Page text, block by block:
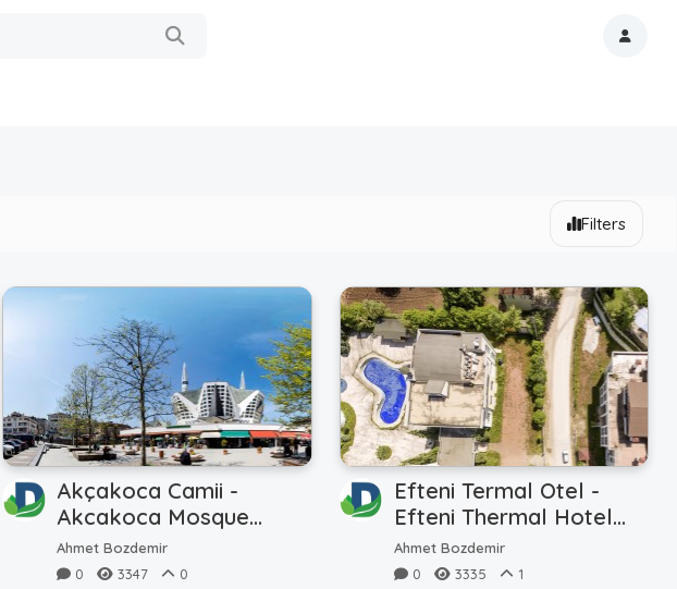
Filters
Akçakoca Camii -
Akcakoca Mosque
(360TR)
Ahmet Bozdemir
0
3347 0
Efteni Termal Otel -
Efteni Thermal Hotel
(Hava - Air)
Ahmet Bozdemir
0
3335 1